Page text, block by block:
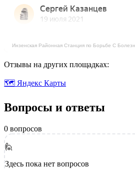
Отзывы на других площадках:
🗺 Яндекс Карты
Вопросы и ответы
0 вопросов
🙋
Здесь пока нет вопросов